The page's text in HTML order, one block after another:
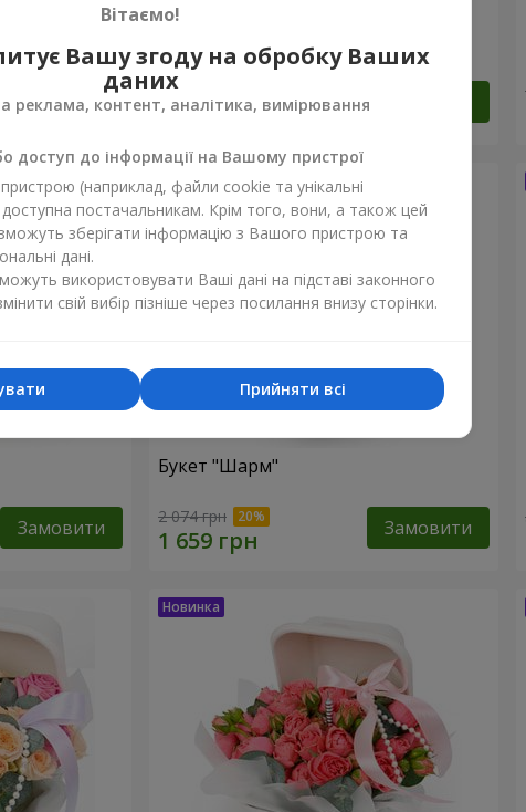
Замовити 3 199 грн
Замовити
Букет "Шарм"
2 074 грн Замовити
Вітаємо!
Вашу згоду на обробку Ваших
даних
реклама, контент, аналітика, вимірювання
доступ до інформації на Вашому пристрої
(наприклад, файли cookie та унікальні
доступна постачальникам. Крім того, вони, а також цей
зберігати інформацію з Вашого пристрою та
дані.
використовувати Ваші дані на підставі законного
свій вибір пізніше через посилання внизу сторінки.
Прийняти всі